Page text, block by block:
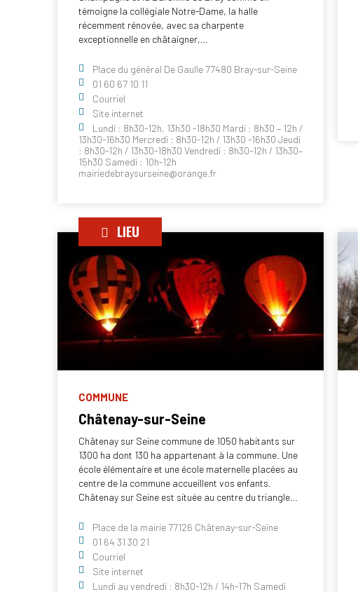
témoigne la collégiale Notre-Dame, la halle
récemment rénovée, avec sa charpente
exceptionnelle en châtaigner,…
Place du général De Gaulle 77480 Bray-sur-Seine
01 60 67 10 11
Courriel
Site internet
Lundi : 8h30-12h, 13h30 -18h30 Mardi : 8h30 – 12h /
13h30-16h30 Mercredi : 8h30-12h / 13h30 -16h30 Jeudi
: 8h30-12h / 13h30-18h30 Vendredi : 8h30-12h / 13h30–
15h30 Samedi : 10h-12h
mairiedebraysurseine@orange.fr
LIEU
COMMUNE
Châtenay-sur-Seine
Châtenay sur Seine commune de 1050 habitants sur
1300 ha dont 130 ha appartenant à la commune. Une
école élémentaire et une école maternelle placées au
centre de la commune accueillent vos enfants.
Châtenay sur Seine est située au centre du triangle…
Place de la mairie 77126 Châtenay-sur-Seine
01 64 31 30 21
Courriel
Site internet
Lundi au vendredi : 8h30-12h / 14h-17h Samedi